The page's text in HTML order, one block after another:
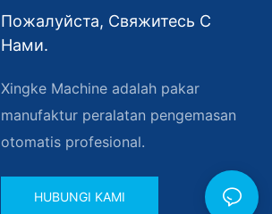
Пожалуйста, Свяжитесь С
Нами.
Xingke Machine adalah pakar
manufaktur peralatan pengemasan
otomatis profesional.
HUBUNGI KAMI